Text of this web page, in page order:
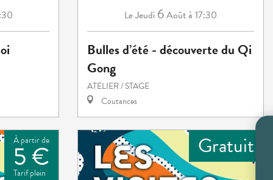
LeJeudi 6Aoûtà 17:30
Bulles d’été - découverte du Qi
Gong
ATELIER / STAGE
Coutances
À partir de
5 €
Tarif plein
Gratuit